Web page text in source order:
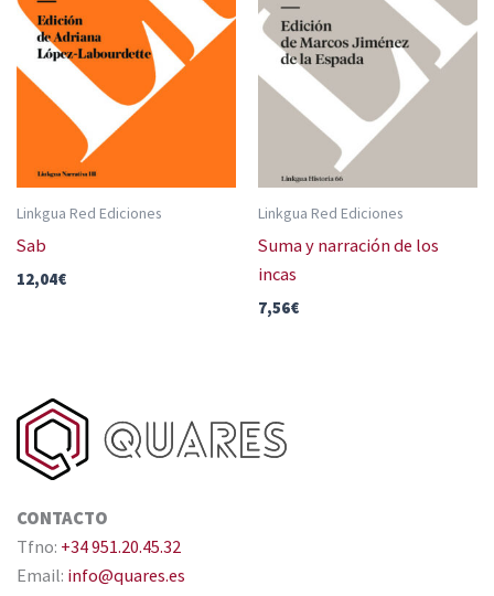
Linkgua Red Ediciones
Sab
12,04€
Linkgua Red Ediciones
Suma y narración de los
incas
7,56€
CONTACTO
Tfno: +34 951.20.45.32
Email: info@quares.es